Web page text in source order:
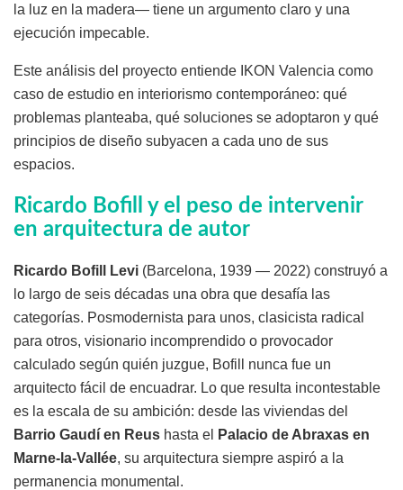
la luz en la madera— tiene un argumento claro y una
ejecución impecable.
Este análisis del proyecto entiende IKON Valencia como
caso de estudio en interiorismo contemporáneo: qué
problemas planteaba, qué soluciones se adoptaron y qué
principios de diseño subyacen a cada uno de sus
espacios.
Ricardo Bofill y el peso de intervenir
en arquitectura de autor
Ricardo Bofill Levi (Barcelona, 1939 — 2022) construyó a
lo largo de seis décadas una obra que desafía las
categorías. Posmodernista para unos, clasicista radical
para otros, visionario incomprendido o provocador
calculado según quién juzgue, Bofill nunca fue un
arquitecto fácil de encuadrar. Lo que resulta incontestable
es la escala de su ambición: desde las viviendas del
Barrio Gaudí en Reus hasta el
Palacio de Abraxas en
Marne-la-Vallée, su arquitectura siempre aspiró a la
permanencia monumental.